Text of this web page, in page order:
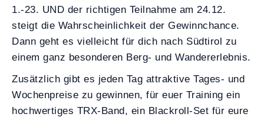
1.-23. UND der richtigen Teilnahme am 24.12.
steigt die Wahrscheinlichkeit der Gewinnchance.
Dann geht es vielleicht für dich nach Südtirol zu
einem ganz besonderen Berg- und Wandererlebnis.
Zusätzlich gibt es jeden Tag attraktive Tages- und
Wochenpreise zu gewinnen, für euer Training ein
hochwertiges TRX-Band, ein Blackroll-Set für eure